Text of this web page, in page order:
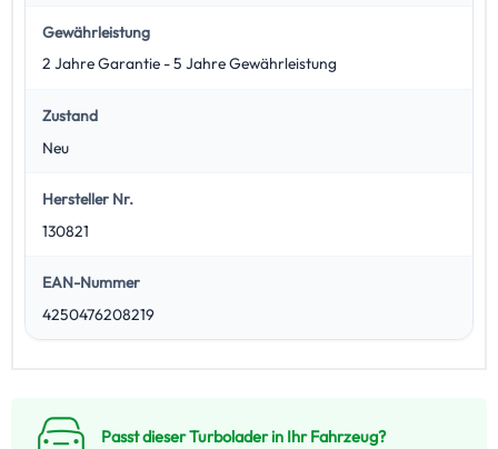
Gewährleistung
2 Jahre Garantie - 5 Jahre Gewährleistung
Zustand
Neu
Hersteller Nr.
130821
EAN-Nummer
4250476208219
Passt dieser Turbolader in Ihr Fahrzeug?